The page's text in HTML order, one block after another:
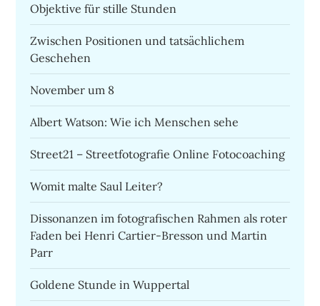
Objektive für stille Stunden
Zwischen Positionen und tatsächlichem
Geschehen
November um 8
Albert Watson: Wie ich Menschen sehe
Street21 – Streetfotografie Online Fotocoaching
Womit malte Saul Leiter?
Dissonanzen im fotografischen Rahmen als roter
Faden bei Henri Cartier-Bresson und Martin
Parr
Goldene Stunde in Wuppertal